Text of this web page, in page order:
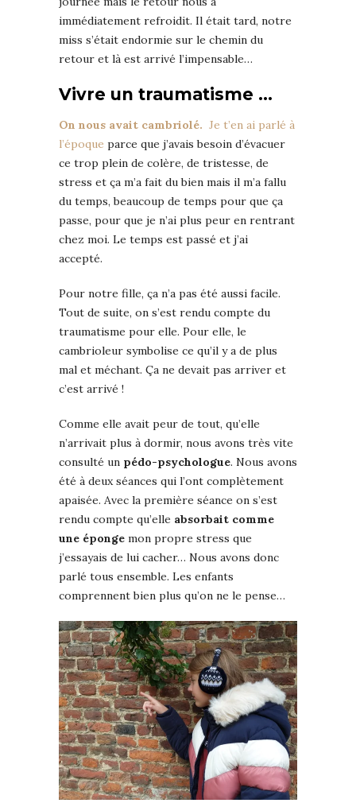
immédiatement refroidit. Il était tard, notre
miss s’était endormie sur le chemin du
retour et là est arrivé l’impensable…
Vivre un traumatisme …
On nous avait cambriolé. Je t’en ai parlé à
l’époque parce que j’avais besoin d’évacuer
ce trop plein de colère, de tristesse, de
stress et ça m’a fait du bien mais il m’a fallu
du temps, beaucoup de temps pour que ça
passe, pour que je n’ai plus peur en rentrant
chez moi. Le temps est passé et j’ai
accepté.
Pour notre fille, ça n’a pas été aussi facile.
Tout de suite, on s’est rendu compte du
traumatisme pour elle. Pour elle, le
cambrioleur symbolise ce qu’il y a de plus
mal et méchant. Ça ne devait pas arriver et
c’est arrivé !
Comme elle avait peur de tout, qu’elle
n’arrivait plus à dormir, nous avons très vite
consulté un pédo-psychologue. Nous avons
été à deux séances qui l’ont complètement
apaisée. Avec la première séance on s’est
rendu compte qu’elle absorbait comme
une éponge mon propre stress que
j’essayais de lui cacher… Nous avons donc
parlé tous ensemble. Les enfants
comprennent bien plus qu’on ne le pense…